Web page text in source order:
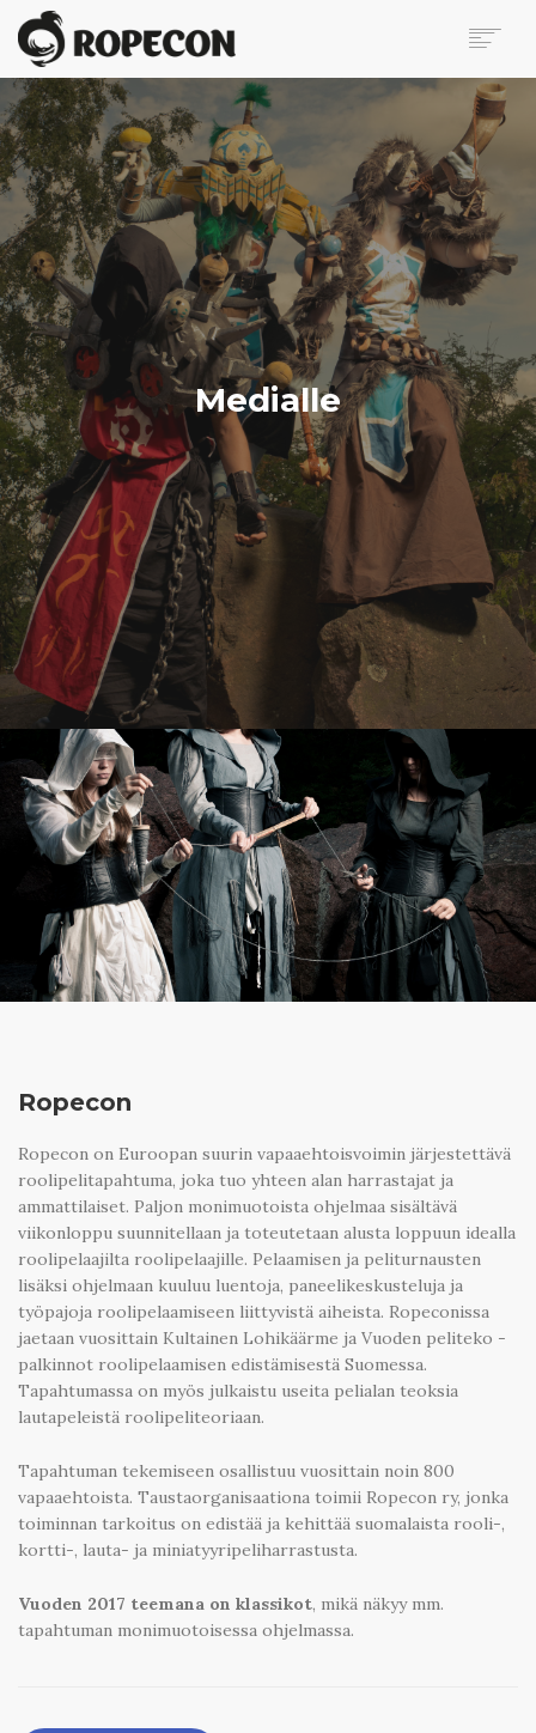
ROPECON
OHJELMA
LIPUT
KÄVIJÄLLE
VAPAAEHTOISILLE
BLOGI
MEDIALLE
OTA YHTEYTTÄ
SEARCH
EN
Medialle
Ropecon
Ropecon on Euroopan suurin vapaaehtoisvoimin järjestettävä
roolipelitapahtuma, joka tuo yhteen alan harrastajat ja
ammattilaiset. Paljon monimuotoista ohjelmaa sisältävä
viikonloppu suunnitellaan ja toteutetaan alusta loppuun idealla
roolipelaajilta roolipelaajille. Pelaamisen ja peliturnausten
lisäksi ohjelmaan kuuluu luentoja, paneelikeskusteluja ja
työpajoja roolipelaamiseen liittyvistä aiheista. Ropeconissa
jaetaan vuosittain Kultainen Lohikäärme ja Vuoden peliteko -
palkinnot roolipelaamisen edistämisestä Suomessa.
Tapahtumassa on myös julkaistu useita pelialan teoksia
lautapeleistä roolipeliteoriaan.
Tapahtuman tekemiseen osallistuu vuosittain noin 800
vapaaehtoista. Taustaorganisaationa toimii Ropecon ry, jonka
toiminnan tarkoitus on edistää ja kehittää suomalaista rooli-,
kortti-, lauta- ja miniatyyripeliharrastusta.
Vuoden 2017 teemana on klassikot, mikä näkyy mm.
tapahtuman monimuotoisessa ohjelmassa.